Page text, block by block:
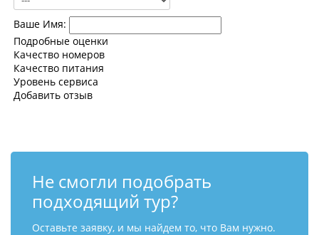
Ваше Имя:
Подробные оценки
Качество номеров
Качество питания
Уровень сервиса
Добавить отзыв
Не смогли подобрать
подходящий тур?
Оставьте заявку, и мы найдем то, что Вам нужно.